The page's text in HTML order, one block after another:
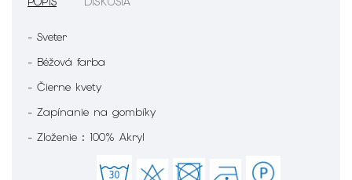
- Sveter
- Béžová farba
- Čierne kvety
- Zapínanie na gombíky
- Zloženie : 100% Akryl